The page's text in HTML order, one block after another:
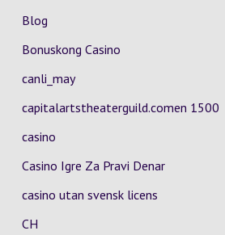
Blog
Bonuskong Casino
canli_may
capitalartstheaterguild.comen 1500
casino
Casino Igre Za Pravi Denar
casino utan svensk licens
CH